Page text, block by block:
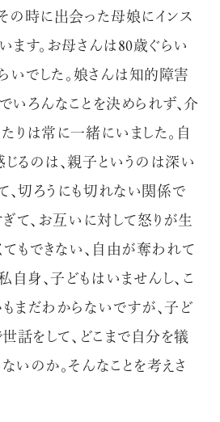
の時に出会った母娘にインス
ます。お母さんは80歳ぐらい
いでした。娘さんは知的障害
いろんなことを決められず、介
りは常に一緒にいました。自
るのは、親子というのは深い
切ろうにも切れない関係で
ぎて、お互いに対して怒りが生
てもできない、自由が奪われて
自身、子どもはいませんし、こ
まだわからないですが、子ど
世話をして、どこまで自分を犠
いのか。そんなことを考えさ